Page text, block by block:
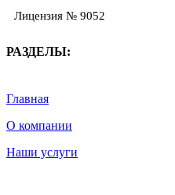
Лицензия № 9052
РАЗДЕЛЫ:
Главная
О компании
Наши услуги